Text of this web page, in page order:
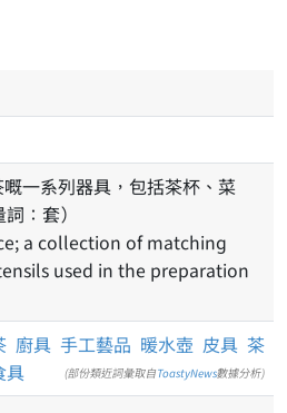
一系列器具，包括茶杯、菜
：套）
a collection of matching
used in the preparation
廚具 手工藝品 暖水壺 皮具 茶
具 (部份類近詞彙取自ToastyNews數據分析)